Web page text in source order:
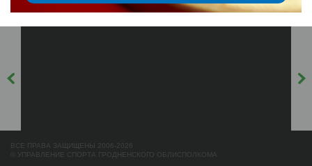
ВСЕ ПРАВА ЗАЩИЩЕНЫ 2006-2026
© УПРАВЛЕНИЕ СПОРТА ГРОДНЕНСКОГО ОБЛИСПОЛКОМА